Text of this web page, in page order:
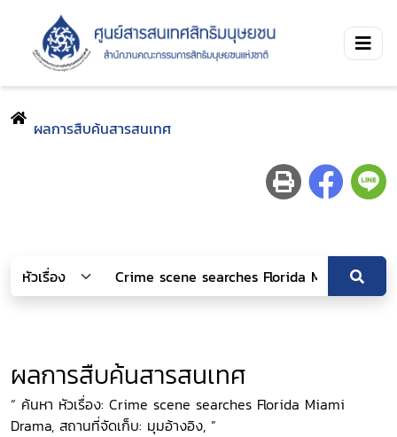
ผลการสืบค้นสารสนเทศ
ผลการสืบค้นสารสนเทศ
“ ค้นหา หัวเรื่อง: Crime scene searches Florida Miami
Drama, สถานที่จัดเก็บ: มุมอ้างอิง, ”